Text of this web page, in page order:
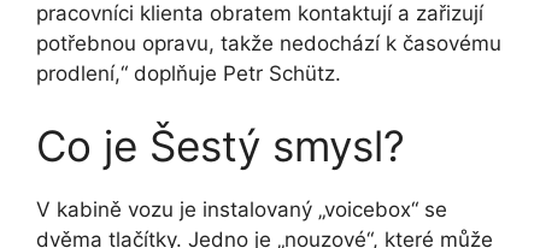
pracovníci klienta obratem kontaktují a zařizují
potřebnou opravu, takže nedochází k časovému
prodlení,“ doplňuje Petr Schütz.
Co je Šestý smysl?
V kabině vozu je instalovaný „voicebox“ se
dvěma tlačítky. Jedno je „nouzové“, které může